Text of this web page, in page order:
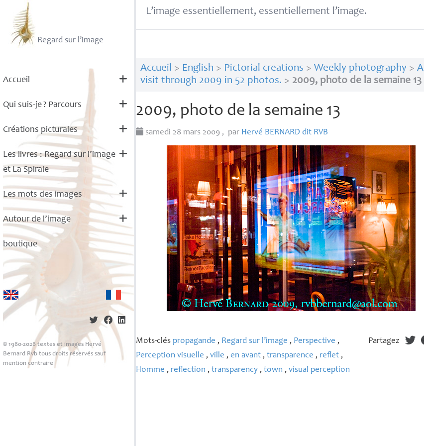
Regard sur l’image
Accueil
Qui suis-je? Parcours
Créations picturales
Les livres : Regard sur l’image
et La Spirale
Les mots des images
Autour de l’image
boutique
© 1980-2026 textes et images Hervé
Bernard Rvb tous droits réservés sauf
mention contraire
L’image essentiellement, essentiellement l’image.
Accueil > English > Pictorial creations > Weekly photography> A
visit through 2009 in 52 photos. > 2009, photo de la semaine 13
2009, photo de la semaine 13
samedi 28 mars 2009 , par Hervé BERNARD dit RVB
Mots-clés propagande , Regard sur l’image , Perspective ,
Perception visuelle ,ville ,en avant ,transparence , reflet ,
Homme , reflection ,transparency ,town ,visual perception
Partagez